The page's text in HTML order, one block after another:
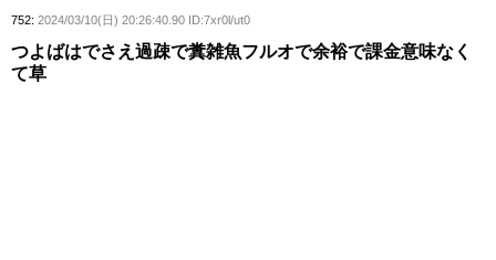
752: 2024/03/10(日) 20:26:40.90 ID:7xr0l/ut0
つよばはでさえ過疎で糞雑魚フルオで余裕で課金意味なく
て草